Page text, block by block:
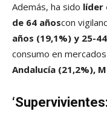
Además, ha sido líder
de 64 añoscon
años (19,1%) y 25-
consumo en
Andalucía (21,2%),